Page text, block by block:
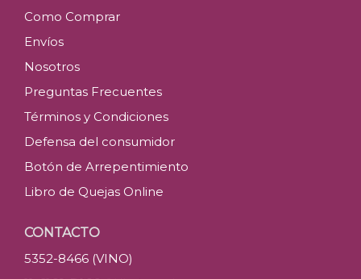
Como Comprar
Envíos
Nosotros
Preguntas Frecuentes
Términos y Condiciones
Defensa del consumidor
Botón de Arrepentimiento
Libro de Quejas Online
CONTACTO
5352-8466 (VINO)